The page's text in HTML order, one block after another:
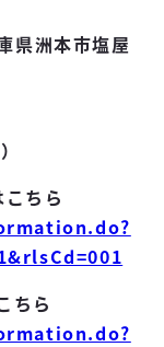
県洲本市塩屋
ちら
ちら